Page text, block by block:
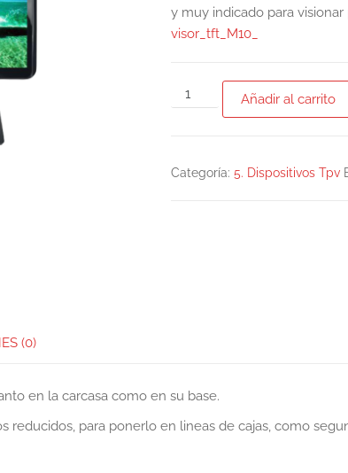
y muy indicado para
visor_tft_M10_
Añadir al carrito
Categoría: 5. Dispositivos Tpv
(0)
en la carcasa como en su base.
reducidos, para ponerlo en lineas de cajas, como